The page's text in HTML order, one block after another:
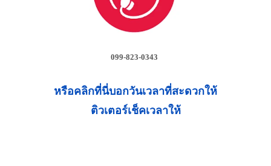
099-823-0343
หรือคลิกที่นี่บอกวันเวลาที่สะดวกให้
ติวเตอร์เช็คเวลาให้